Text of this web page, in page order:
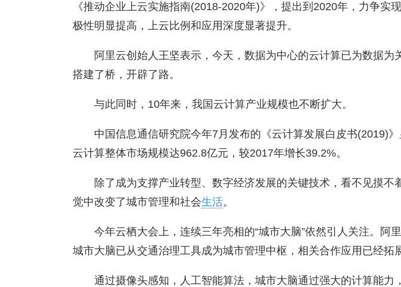
《推动企业上云实施指南(2018-2020年)》，提出到2020年，力争实
极性明显提高，上云比例和应用深度显著提升。
阿里云创始人王坚表示，今天，数据为中心的云计算已为数据为
搭建了桥，开辟了路。
与此同时，10年来，我国云计算产业规模也不断扩大。
中国信息通信研究院今年7月发布的《云计算发展白皮书(2019)
云计算整体市场规模达962.8亿元，较2017年增长39.2%。
除了成为支撑产业转型、数字经济发展的关键技术，看不见摸不
觉中改变了城市管理和社会生活。
今年云栖大会上，连续三年亮相的“城市大脑”依然引人关注。阿
城市大脑已从交通治理工具成为城市管理中枢，相关合作应用已经拓
通过摄像头感知，人工智能算法，城市大脑通过强大的计算能力